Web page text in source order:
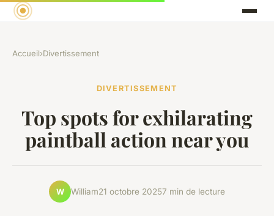
Accueil›Divertissement
DIVERTISSEMENT
Top spots for exhilarating
paintball action near you
W William21 octobre 20257 min de lecture